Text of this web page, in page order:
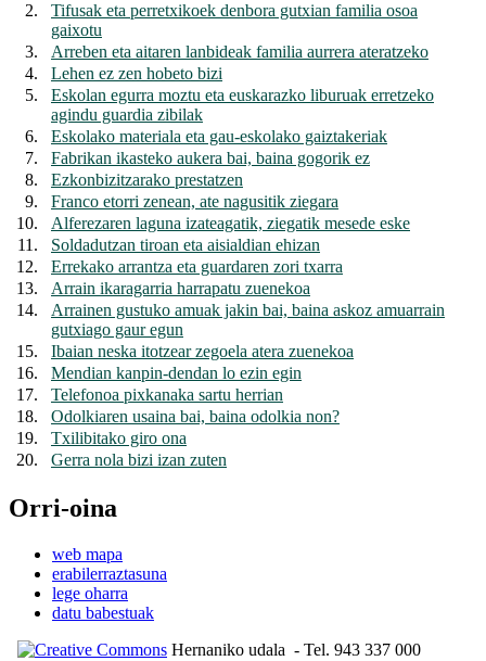
2.
Tifusak eta perretxikoek denbora gutxian familia osoa
gaixotu
3.
Arreben eta aitaren lanbideak familia aurrera ateratzeko
4.
Lehen ez zen hobeto bizi
5.
Eskolan egurra moztu eta euskarazko liburuak erretzeko
agindu guardia zibilak
6.
Eskolako materiala eta gau-eskolako gaiztakeriak
7.
Fabrikan ikasteko aukera bai, baina gogorik ez
8.
Ezkonbizitzarako prestatzen
9.
Franco etorri zenean, ate nagusitik ziegara
10.
Alferezaren laguna izateagatik, ziegatik mesede eske
11.
Soldadutzan tiroan eta aisialdian ehizan
12.
Errekako arrantza eta guardaren zori txarra
13.
Arrain ikaragarria harrapatu zuenekoa
14.
Arrainen gustuko amuak jakin bai, baina askoz amuarrain
gutxiago gaur egun
15.
Ibaian neska itotzear zegoela atera zuenekoa
16.
Mendian kanpin-dendan lo ezin egin
17.
Telefonoa pixkanaka sartu herrian
18.
Odolkiaren usaina bai, baina odolkia non?
19.
Txilibitako giro ona
20.
Gerra nola bizi izan zuten
Orri-oina
web mapa
erabilerraztasuna
lege oharra
datu babestuak
Hernaniko udala - Tel. 943 337 000